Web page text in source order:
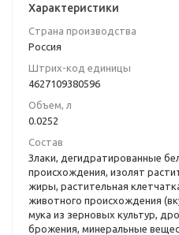
Характеристики
Страна производства
Poccия
Штрих-код единицы
4627109380596
Объем, л
0.0252
Состав
Злаки, дегидратированные
происхождения, изолят
жиры, растительная
животного происхождения
мука из зерновых культур,
брожения, минеральные